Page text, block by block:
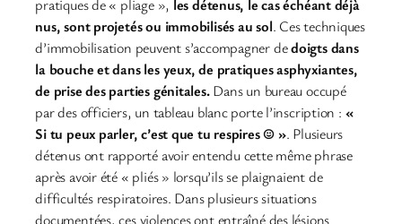
pratiques de « pliage », les détenus, le cas échéant déjà
nus, sont projetés ou immobilisés au sol. Ces techniques
d’immobilisation peuvent s’accompagner dedoigts dans
la bouche et dans les yeux, de pratiques asphyxiantes,
de prise des parties génitales.Dans un bureau occupé
par des officiers, un tableau blanc porte l’inscription : «
Si tu peux parler, c’est que tu respires ☺ ». Plusieurs
détenus ont rapporté avoir entendu cette même phrase
après avoir été « pliés » lorsqu’ils se plaignaient de
difficultés respiratoires. Dans plusieurs situations
documentées, ces violences ont entraîné des lésions